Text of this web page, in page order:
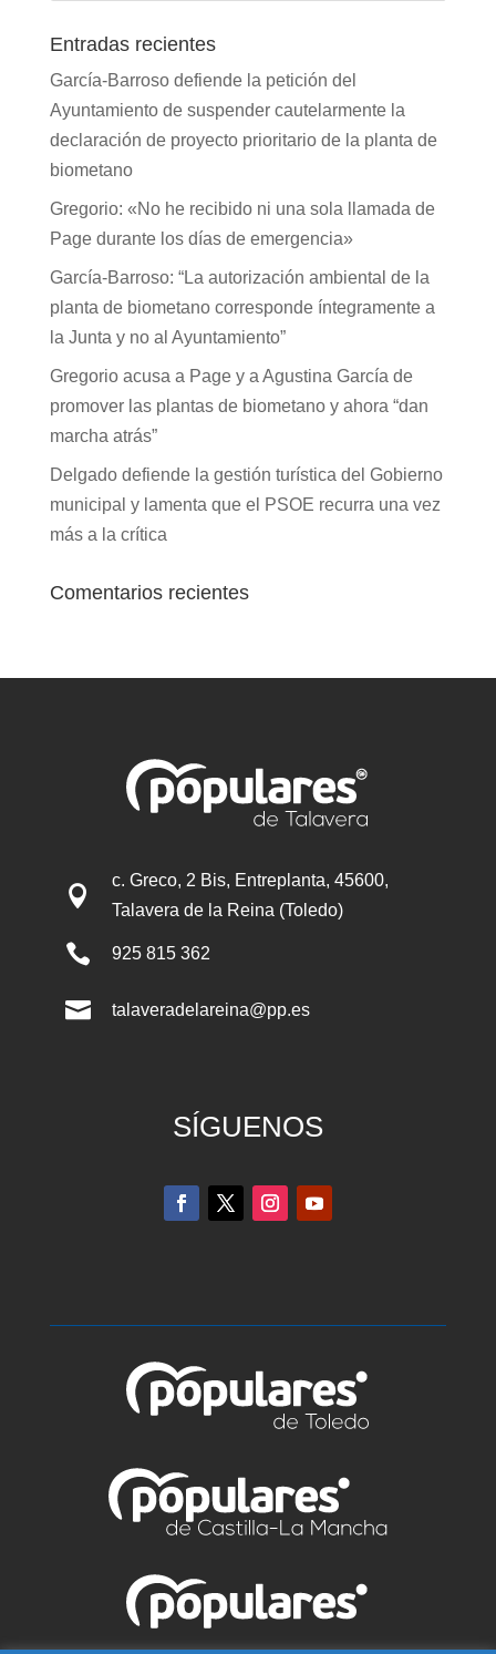
Entradas recientes
García-Barroso defiende la petición del
Ayuntamiento de suspender cautelarmente la
declaración de proyecto prioritario de la planta de
biometano
Gregorio: «No he recibido ni una sola llamada de
Page durante los días de emergencia»
García-Barroso: “La autorización ambiental de la
planta de biometano corresponde íntegramente a
la Junta y no al Ayuntamiento”
Gregorio acusa a Page y a Agustina García de
promover las plantas de biometano y ahora “dan
marcha atrás”
Delgado defiende la gestión turística del Gobierno
municipal y lamenta que el PSOE recurra una vez
más a la crítica
Comentarios recientes

c. Greco, 2 Bis, Entreplanta, 45600,
Talavera de la Reina (Toledo)
 925 815 362
 talaveradelareina@pp.es
SÍGUENOS